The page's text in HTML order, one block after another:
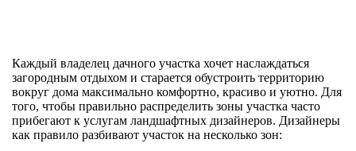
Каждый владелец дачного участка хочет наслаждаться
загородным отдыхом и старается обустроить территорию
вокруг дома максимально комфортно, красиво и уютно. Для
того, чтобы правильно распределить зоны участка часто
прибегают к услугам ландшафтных дизайнеров. Дизайнеры
как правило разбивают участок на несколько зон: